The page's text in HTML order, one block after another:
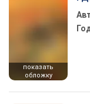
показать
обложку